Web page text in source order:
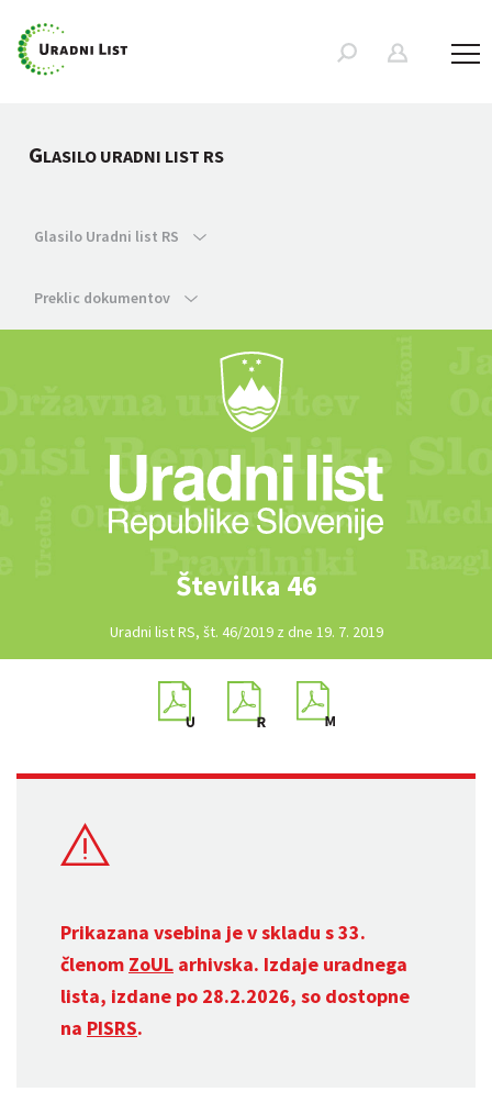
GLASILO URADNI LIST RS
Glasilo Uradni list RS
Preklic dokumentov
Številka 46
Uradni list RS, št. 46/2019 z dne 19. 7. 2019
Prikazana vsebina je v skladu s 33.
členom ZoUL arhivska. Izdaje uradnega
lista, izdane po 28.2.2026, so dostopne
na PISRS.